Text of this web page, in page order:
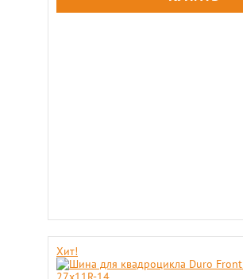
Хит!